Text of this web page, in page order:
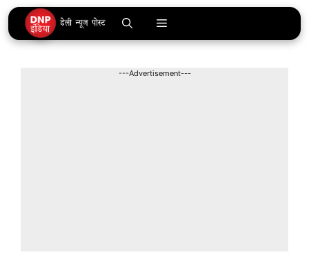
Skip
to
content
Menu
---Advertisement---